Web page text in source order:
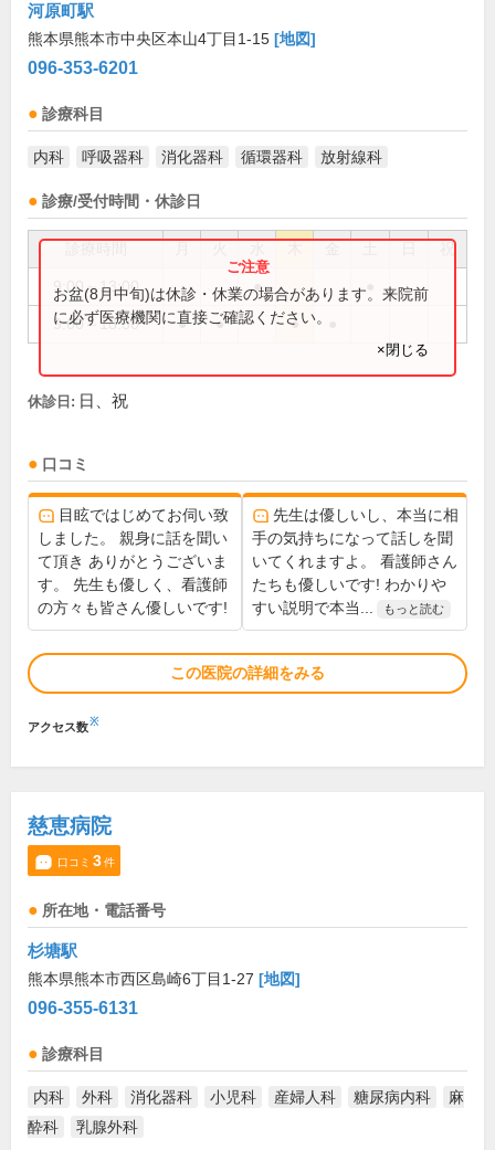
河原町駅
熊本県熊本市中央区本山4丁目1-15 [地図]
096-353-6201
診療科目
内科 呼吸器科 消化器科 循環器科 放射線科
診療/受付時間・休診日
祝
9:00～13:00 ●
9:00～18:30 ● ● ●
お盆(8月中旬)は休診・休業の場合があります。来院前
に必ず医療機関に直接ご確認ください。
×閉じる
休診日: 日、祝
口コミ
目眩ではじめてお伺い致
しました。 親身に話を聞い
て頂き ありがとうございま
す。 先生も優しく、看護師
の方々も皆さん優しいです!
先生は優しいし、本当に相
手の気持ちになって話しを聞
いてくれますよ。 看護師さん
たちも優しいです! わかりや
すい説明で本当...
もっと読む
この医院の詳細をみる
アクセス数※
慈恵病院
口コミ 3件
所在地・電話番号
杉塘駅
熊本県熊本市西区島崎6丁目1-27 [地図]
096-355-6131
診療科目
内科 外科 消化器科 小児科 産婦人科 糖尿病内科
麻
酔科
乳腺外科